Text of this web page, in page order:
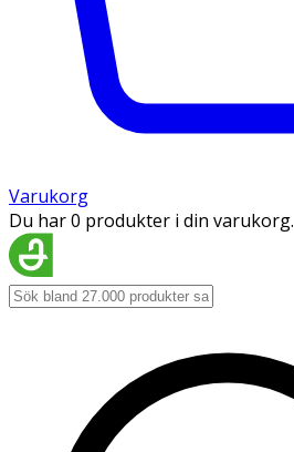
Varukorg
Du har 0 produkter i din varukorg.